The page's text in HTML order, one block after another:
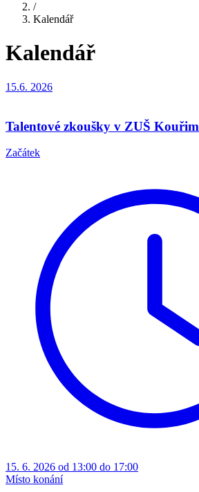
/
Kalendář
Kalendář
15.6. 2026
Talentové zkoušky v ZUŠ Kouřim
Začátek
15. 6. 2026 od 13:00 do 17:00
Místo konání